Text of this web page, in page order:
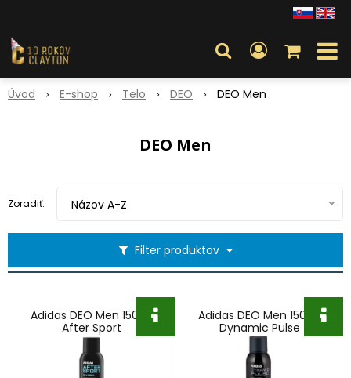
Úvod E-shop Telo DEO DEO Men
DEO Men
Filter produktov
Zoradiť: Názov A-Z
Adidas DEO Men 150ml
After Sport
Adidas DEO Men 150ml
Dynamic Pulse